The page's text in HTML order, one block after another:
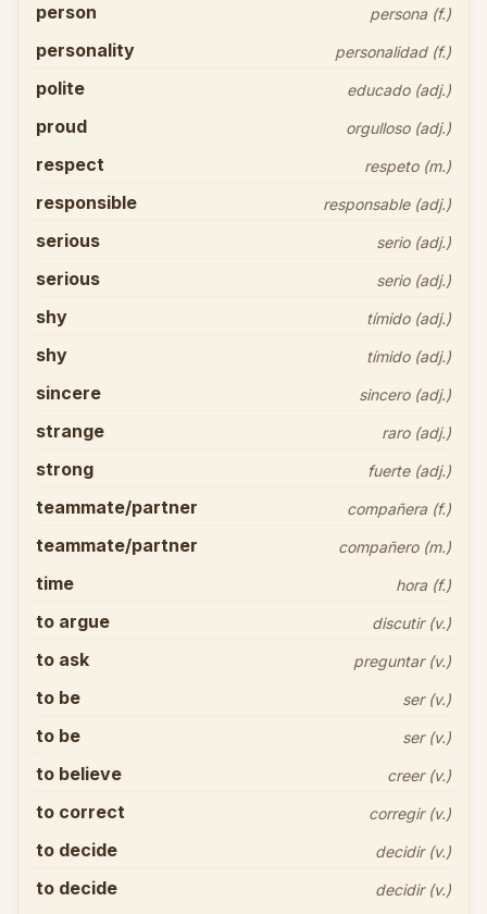
person persona (f.)
personality personalidad (f.)
polite educado (adj.)
proud orgulloso (adj.)
respect respeto (m.)
responsible responsable (adj.)
serious serio (adj.)
serious serio (adj.)
shy tímido (adj.)
shy tímido (adj.)
sincere sincero (adj.)
strange raro (adj.)
strong fuerte (adj.)
teammate/partner compañera (f.)
teammate/partner compañero (m.)
time hora (f.)
to argue discutir (v.)
to ask preguntar (v.)
to be ser (v.)
to be ser (v.)
to believe creer (v.)
to correct corregir (v.)
to decide decidir (v.)
to decide decidir (v.)